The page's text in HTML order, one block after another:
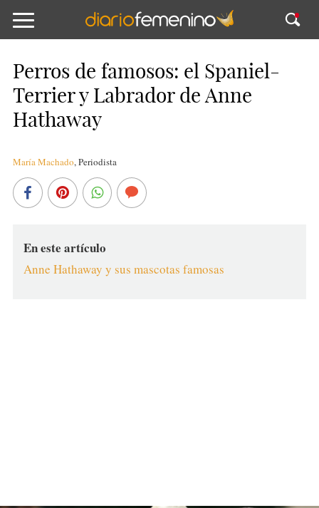
Perros de famosos: el Spaniel-
Terrier y Labrador de Anne
Hathaway
María Machado,Periodista
En este artículo
Anne Hathaway y sus mascotas famosas